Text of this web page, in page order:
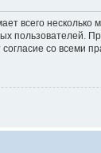
всего
пользователей.
со всеми